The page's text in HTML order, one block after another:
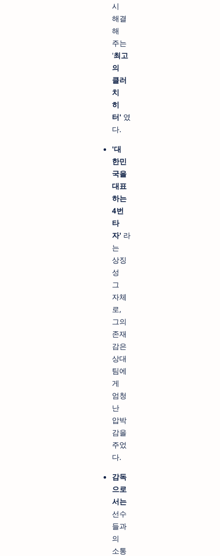
시
해결
해
주는
'최고
의
클러
치
히
터' 였
다.
'대
한민
국을
대표
하는
4번
타
자' 라
는
상징
성
그
자체
로,
그의
존재
감은
상대
팀에
게
엄청
난
압박
감을
주었
다.
감독
으로
서는
선수
들과
의
소통